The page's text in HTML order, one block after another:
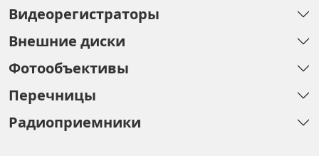
Видеорегистраторы
Внешние диски
Фотообъективы
Перечницы
Радиоприемники